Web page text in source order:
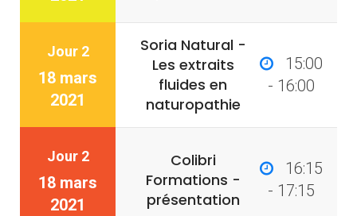
Jour 2
18 mars
2021
Soria Natural -
Les extraits
fluides en
naturopathie
15:00
- 16:00
Jour 2
18 mars
2021
Colibri
Formations -
présentation
16:15
- 17:15